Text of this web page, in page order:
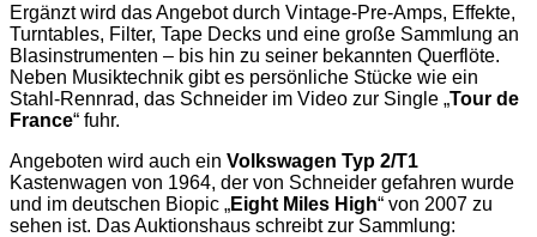
Ergänzt wird das Angebot durch Vintage-Pre-Amps, Effekte,
Turntables, Filter, Tape Decks und eine große Sammlung an
Blasinstrumenten – bis hin zu seiner bekannten Querflöte.
Neben Musiktechnik gibt es persönliche Stücke wie ein
Stahl-Rennrad, das Schneider im Video zur Single „Tour de
France“ fuhr.
Angeboten wird auch ein Volkswagen Typ 2/T1
Kastenwagen von 1964, der von Schneider gefahren wurde
und im deutschen Biopic „Eight Miles High“ von 2007 zu
sehen ist. Das Auktionshaus schreibt zur Sammlung: